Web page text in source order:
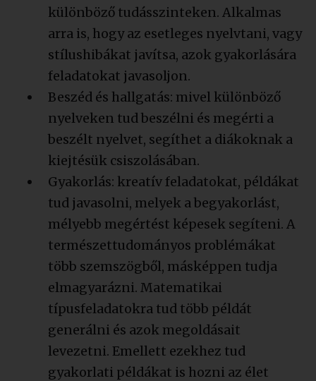
különböző tudásszinteken. Alkalmas
arra is, hogy az esetleges nyelvtani, vagy
stílushibákat javítsa, azok gyakorlására
feladatokat javasoljon.
Beszéd és hallgatás: mivel különböző
nyelveken tud beszélni és megérti a
beszélt nyelvet, segíthet a diákoknak a
kiejtésük csiszolásában.
Gyakorlás: kreatív feladatokat, példákat
tud javasolni, melyek a begyakorlást,
mélyebb megértést képesek segíteni. A
természettudományos problémákat
több szemszögből, másképpen tudja
elmagyarázni. Matematikai
típusfeladatokra tud több példát
generálni és azok megoldásait
levezetni. Emellett ezekhez tud
gyakorlati példákat is hozni az élet